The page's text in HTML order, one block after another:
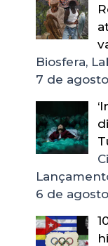
Biosfera,
7 de
6 de